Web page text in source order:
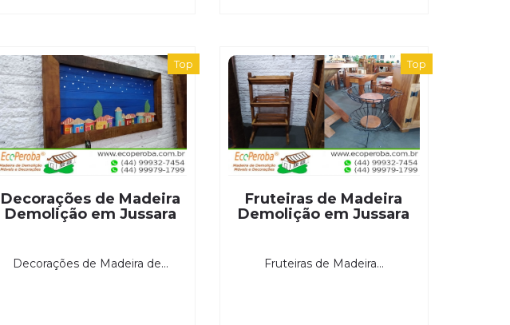
Decorações de Madeira
Demolição em Jussara
Decorações de Madeira de...
Top
Fruteiras de Madeira
Demolição em Jussara
Fruteiras de Madeira...
Top